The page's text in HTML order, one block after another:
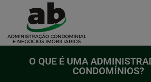
O QUE É UMA
CONDOMÍNIOS?